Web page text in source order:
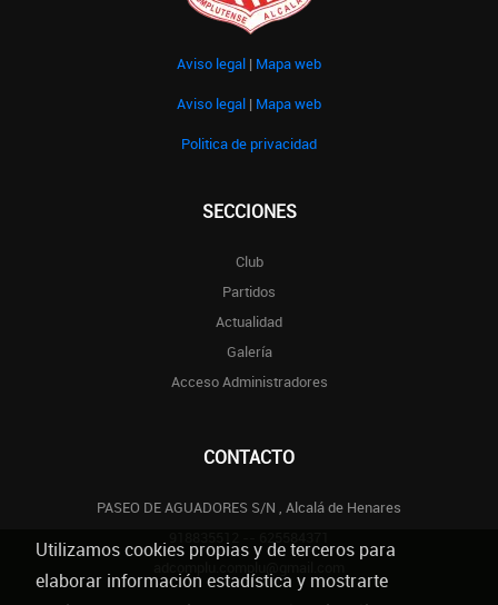
Aviso legal | Mapa web
Aviso legal | Mapa web
Politica de privacidad
SECCIONES
Club
Partidos
Actualidad
Galería
Acceso Administradores
CONTACTO
PASEO DE AGUADORES S/N , Alcalá de Henares
Utilizamos cookies propias y de terceros para
elaborar información estadística y mostrarte